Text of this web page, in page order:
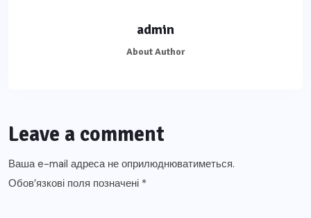
admin
About Author
Leave a comment
Ваша e-mail адреса не оприлюднюватиметься.
Обов’язкові поля позначені *